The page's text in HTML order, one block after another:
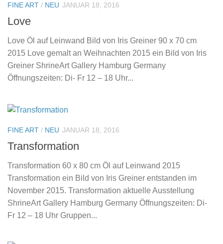
FINE ART / NEU JANUAR 18, 2016
Love
Love Öl auf Leinwand Bild von Iris Greiner 90 x 70 cm
2015 Love gemalt an Weihnachten 2015 ein Bild von Iris
Greiner ShrineArt Gallery Hamburg Germany
Öffnungszeiten: Di- Fr 12 – 18 Uhr...
FINE ART / NEU JANUAR 18, 2016
Transformation
Transformation 60 x 80 cm Öl auf Leinwand 2015
Transformation ein Bild von Iris Greiner entstanden im
November 2015. Transformation aktuelle Ausstellung
ShrineArt Gallery Hamburg Germany Öffnungszeiten: Di-
Fr 12 – 18 Uhr Gruppen...